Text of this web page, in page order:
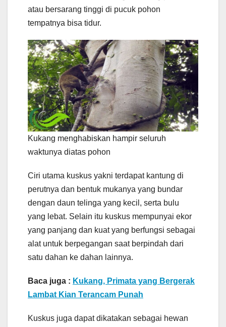
atau bersarang tinggi di pucuk pohon
tempatnya bisa tidur.
Kukang menghabiskan hampir seluruh
waktunya diatas pohon
Ciri utama kuskus yakni terdapat kantung di
perutnya dan bentuk mukanya yang bundar
dengan daun telinga yang kecil, serta bulu
yang lebat. Selain itu kuskus mempunyai ekor
yang panjang dan kuat yang berfungsi sebagai
alat untuk berpegangan saat berpindah dari
satu dahan ke dahan lainnya.
Baca juga : Kukang, Primata yang Bergerak
Lambat Kian Terancam Punah
Kuskus juga dapat dikatakan sebagai hewan